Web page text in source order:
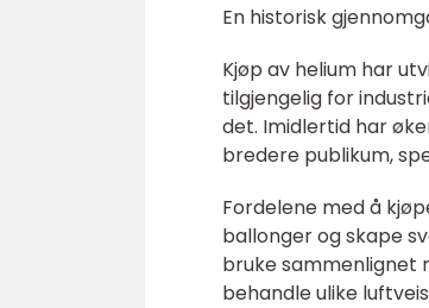
En historisk
Kjøp av helium har
tilgjengelig for
det. Imidlertid har
bredere publikum,
Fordelene med å
ballonger og skape
bruke sammenlignet
behandle ulike